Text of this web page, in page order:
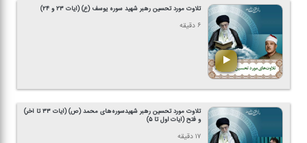
تلاوت مورد تحسین رهبر شهید سوره یوسف (ع) (آیات ۲۳ و ۲۴)
۶ دقیقه
تلاوت مورد تحسین رهبر شهیدسوره‌های محمد (ص) (آیات ۳۳ تا آخر)
و فتح (آیات اول تا ۵)
۱۷ دقیقه